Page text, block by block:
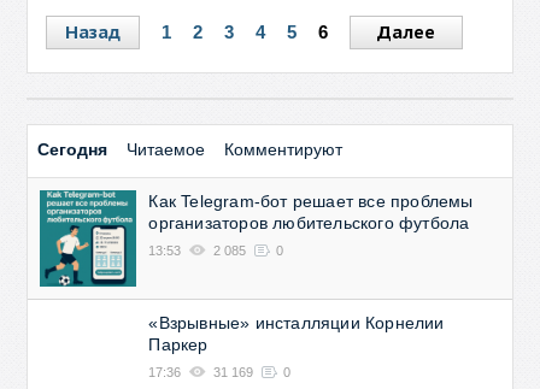
Назад 1 2 3 4 5 6 Далее
Сегодня Читаемое Комментируют
Как Telegram-бот решает все проблемы
организаторов любительского футбола
13:53 2 085 0
«Взрывные» инсталляции Корнелии
Паркер
17:36 31 169 0